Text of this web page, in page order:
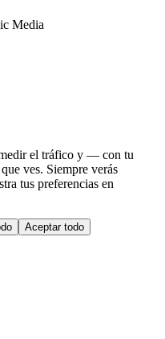
Media
el tráfico y — con tu
ves. Siempre verás
tus preferencias en
Aceptar todo